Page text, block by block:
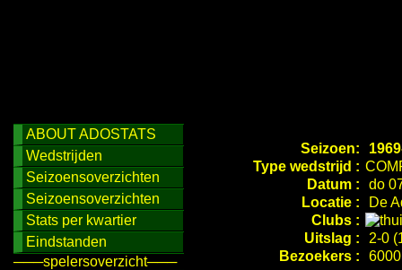
ABOUT ADOSTATS
Wedstrijden
Seizoensoverzichten
Seizoensoverzichten
Stats per kwartier
Eindstanden
───spelersoverzicht───
Seizoen:
Type wedstrijd :
Datum :
do
Locatie :
De
Clubs :
Uitslag :
2-0
Bezoekers :
6000